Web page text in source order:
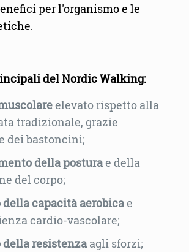
per l'organismo e le
del Nordic Walking:
elevato rispetto alla
tradizionale, grazie
dei bastoncini;
della posturae della
del corpo;
capacità aerobicae
cardio-vascolare;
della resistenza agli sforzi;